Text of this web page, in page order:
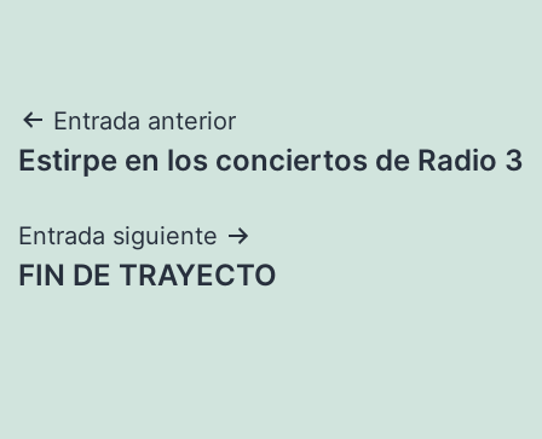
Navegación
de
entradas
Entrada anterior
Estirpe en los conciertos de Radio 3
Entrada siguiente
FIN DE TRAYECTO